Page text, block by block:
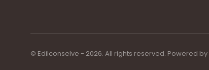
© Edilconselve - 2026. All rights reserved. Powered by